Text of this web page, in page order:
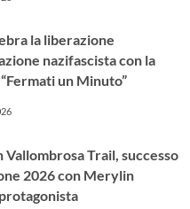
la liberazione
nazifascista con la
un Minuto”
Vallombrosa Trail, successo
2026 con Merylin